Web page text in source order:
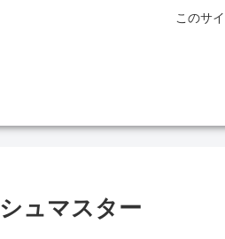
このサ
ュマスター